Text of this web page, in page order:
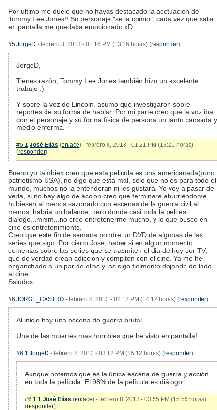
Por ultimo me duele que no hayas destacado la acctuacion de
Tommy Lee Jones!! Su personaje "se la comio", cada vez que salia
en pantalla me quedaba emocionado xD
#5 JorgeD - febrero 8, 2013 - 01:16 PM (13:16 horas) (responder)
JorgeD,
Tienes razón, Tommy Lee Jones también hizo un excelente
trabajo :)
Y sobre la voz de Lincoln, asumo que investigaron sobre
reportes de su forma de hablar. Por mi parte creo que la voz iba
con el personaje y su forma física de persona un tanto cansada y
medio enferma.
#5.1 José Elías (enlace) - febrero 8, 2013 - 01:21 PM (13:21 horas)
(responder)
Bueno yo tambien creo que esta pelicula es una americanada(puro
patriotismo USA), no digo que esta mal, solo que no es para todo el
mundo, muchos no la entenderan ni les gustara. Yo voy a pasar de
verla, si no hay algo de accion creo que terminare aburriendome,
hubiesen al menos sazonado con escenas de la guerra civil al
menos, habria un balance, pero donde casi toda la peli es
dialogo...mmm...no creo entretenerme mucho, y lo que busco en
cine es entretenimiento.
Creo que este fin de semana pondre un DVD de algunas de las
series que sigo. Por cierto Jose, haber si en algun momento
comentas sobre las series que se trasmiten el dia de hoy por TV,
que de verdad crean adiccion y compiten con el cine. Ya me he
enganchado a un par de ellas y las sigo fielmente dejando de lado
al cine.
Saludos
#6 JORGE_CASTRO - febrero 8, 2013 - 02:12 PM (14:12 horas) (responder)
Al inicio hay una escena de guerra brutal.
Una de las muertes mas horribles que he visto en pantalla!
#6.1 JorgeD - febrero 8, 2013 - 03:12 PM (15:12 horas) (responder)
Aunque notemos que es la única escena de guerra y acción
en toda la película. El 98% de la película es diálogo.
#6.1.1 José Elías (enlace) - febrero 8, 2013 - 03:55 PM (15:55 horas)
(responder)